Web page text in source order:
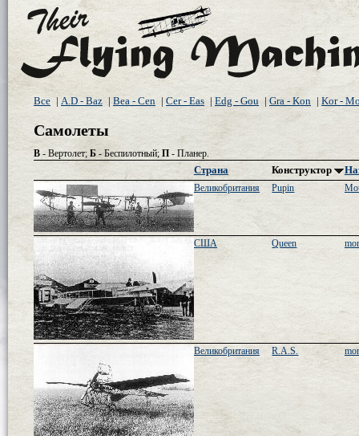
Все | A.D - Baz | Bea - Cen | Cer - Eas | Edg - Gou | Gra - Kon | Kor -
Самолеты
В - Вертолет; Б - Беспилотный; П - Планер.
Страна Конструктор
Великобритания Pupin
США Queen
Великобритания R.A.S.